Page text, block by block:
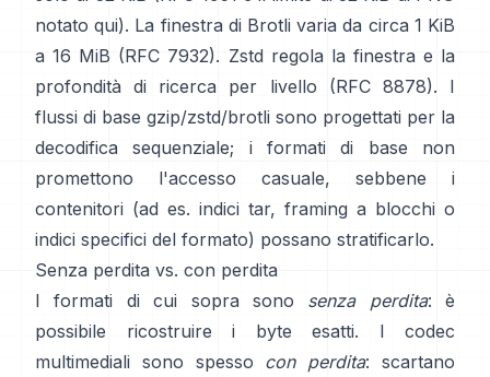
notato qui). La finestra di Brotli varia da circa 1 KiB
a 16 MiB (RFC 7932). Zstd regola la finestra e la
profondità di ricerca per livello
(RFC 8878). I
flussi di base gzip/zstd/brotli sono progettati per la
decodifica sequenziale; i formati di base
non
promettono l'accesso casuale, sebbene i
contenitori (ad es. indici tar, framing a blocchi o
indici specifici del formato) possano stratificarlo.
Senza perdita vs. con perdita
I formati di cui sopra sono senza perdita: è
possibile ricostruire i byte esatti. I codec
multimediali sono spesso con perdita: scartano